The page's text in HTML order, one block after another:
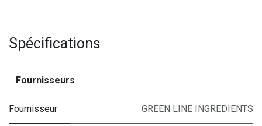
Spécifications
Fournisseurs
Fournisseur GREEN LINE INGREDIENTS